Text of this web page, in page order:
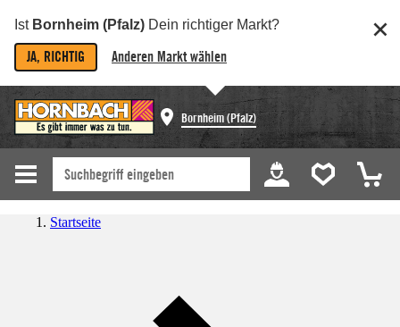
Ist Bornheim (Pfalz) Dein richtiger Markt?
JA, RICHTIG Anderen Markt wählen
Bornheim (Pfalz)
Startseite